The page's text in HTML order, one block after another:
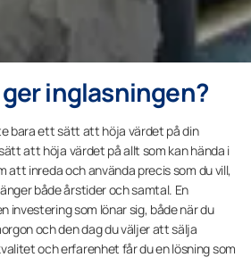
inglasningen?
bara ett sätt att höja värdet på din
att höja värdet på allt som kan hända i
att inreda och använda precis som du vill,
både årstider och samtal. En
investering som lönar sig, både när du
och den dag du väljer att sälja
och erfarenhet får du en lösning som